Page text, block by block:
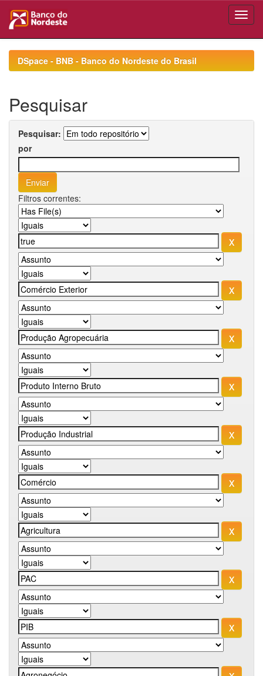
navigationDSpace - BNB - Banco do Nordeste do Brasil
Pesquisar
Pesquisar:
por
Filtros correntes: